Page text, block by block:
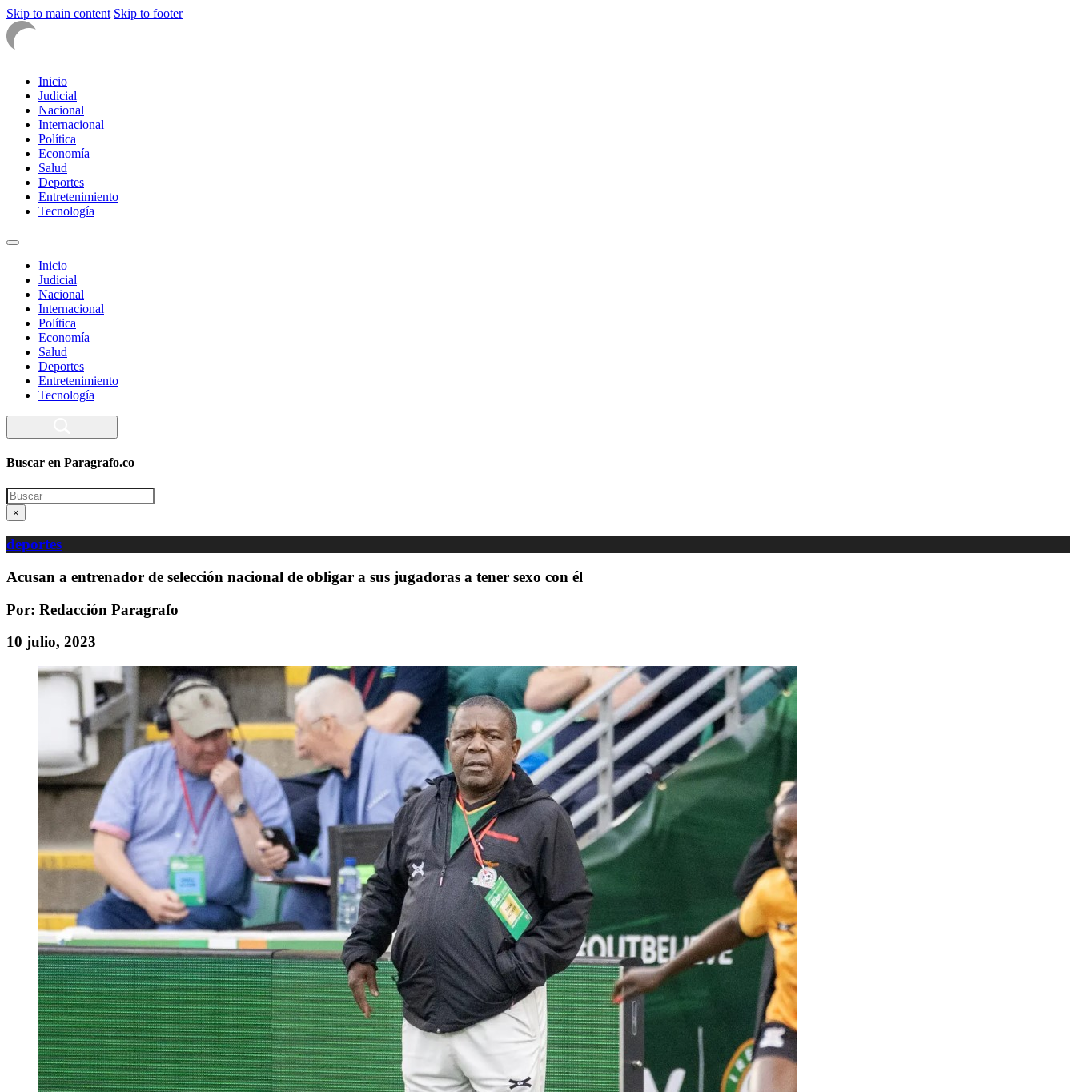
Skip to main content Skip to footer
Inicio
Judicial
Nacional
Internacional
Política
Economía
Salud
Deportes
Entretenimiento
Tecnología
Inicio
Judicial
Nacional
Internacional
Política
Economía
Salud
Deportes
Entretenimiento
Tecnología
Buscar en Paragrafo.co
Search
×
deportes
Acusan a entrenador de selección nacional de obligar a sus jugadoras a tener sexo con él
Por: Redacción Paragrafo
10 julio, 2023